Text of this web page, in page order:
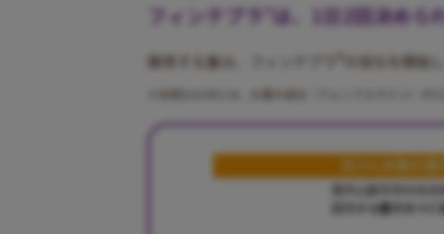
フィンテプラ は、1日2回決めら
服用する量は、フィンテプラ の投与を開始
※本剤1mL中には、お薬の成分（フェンフルラミン）が